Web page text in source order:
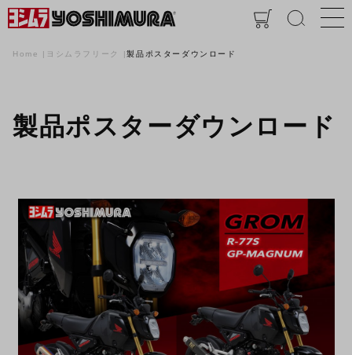
Home ヨシムラフリーク 製品ポスターダウンロード
製品ポスターダウンロード